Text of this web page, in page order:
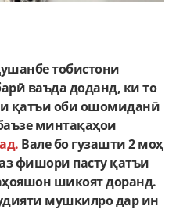
тобистони
ваъда доданд, ки то
қатъи оби ошомиданӣ
минтақаҳои
Вале бо гузашти 2 моҳ
фишори пасту қатъи
шикоят доранд.
мушкилро дар ин